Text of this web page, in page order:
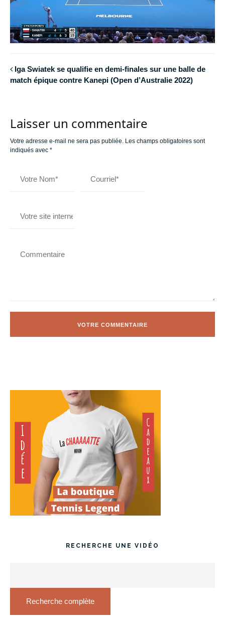
Iga Swiatek se qualifie en demi-finales sur une balle de
match épique contre Kanepi (Open d’Australie 2022)
Laisser un commentaire
Votre adresse e-mail ne sera pas publiée. Les champs obligatoires sont
indiqués avec *
RECHERCHE UNE VIDÉO
Recherche complète